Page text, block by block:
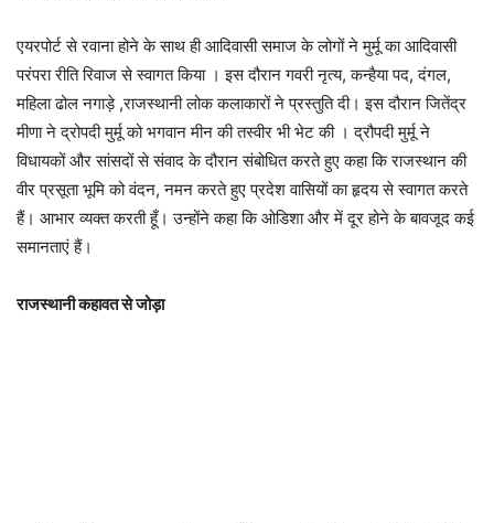
एयरपोर्ट से रवाना होने के साथ ही आदिवासी समाज के लोगों ने मुर्मू का आदिवासी
परंपरा रीति रिवाज से स्वागत किया । इस दौरान गवरी नृत्य, कन्हैया पद, दंगल,
महिला ढोल नगाड़े ,राजस्थानी लोक कलाकारों ने प्रस्तुति दी। इस दौरान जितेंद्र
मीणा ने द्रोपदी मुर्मू को भगवान मीन की तस्वीर भी भेट की । द्रौपदी मुर्मू ने
विधायकों और सांसदों से संवाद के दौरान संबोधित करते हुए कहा कि राजस्थान की
वीर प्रसूता भूमि को वंदन, नमन करते हुए प्रदेश वासियों का हृदय से स्वागत करते
हैं। आभार व्यक्त करती हूँ। उन्होंने कहा कि ओडिशा और में दूर होने के बावजूद कई
समानताएं हैं।
राजस्थानी कहावत से जोड़ा